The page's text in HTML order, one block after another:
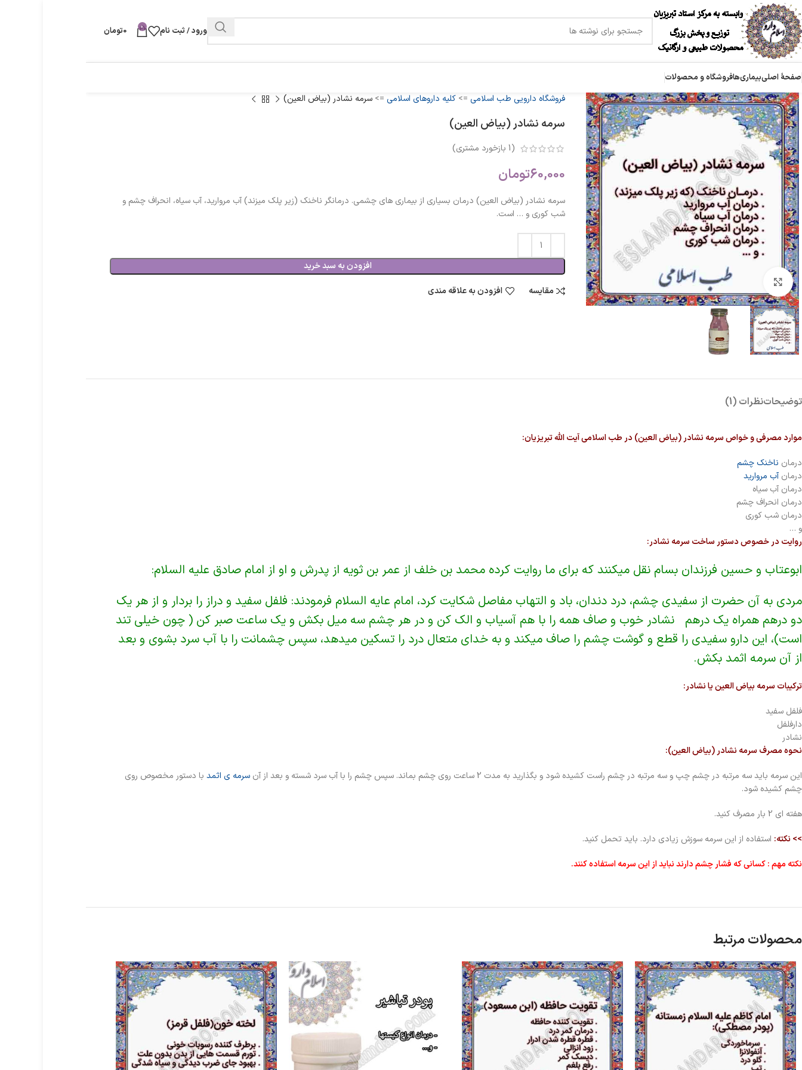
ورود / ثبت نام 0
0تومان
صفحۀ اصلیبیماری‌هافروشگاه و محصولات
بزرگنمایی تصویر
فروشگاه دارویی طب اسلامی => کلیه داروهای اسلامی => سرمه نشادر (بیاض العین)
سرمه نشادر (بیاض العین)
(
1بازخورد مشتری)
60,000تومان
سرمه نشادر (بیاض العین) درمان بسیاری از بیماری های چشمی. درمانگر ناخنک (زیر پلک میزند) آب مروارید، آب سیاه، انحراف چشم و
شب کوری و … است.
افزودن به سبد خرید
مقایسه
افزودن به علاقه مندی
توضیحاتنظرات (1)
موارد مصرفی و خواص سرمه نشادر (بیاض العین) در طب اسلامی آیت الله تبریزیان:
درمان ناخنک چشم
درمانآب مروارید
درمان آب سیاه
درمان انحراف چشم
درمان شب کوری
و …
روایت در خصوص دستور ساخت سرمه نشادر:
ابوعتاب و حسین فرزندان بسام نقل میکنند که برای ما روایت کرده محمد بن خلف از عمر بن ثویه از پدرش و او از امام صادق علیه السلام:
مردی به آن حضرت از سفیدی چشم، درد دندان، باد و التهاب مفاصل شکایت کرد، امام عایه السلام فرمودند: فلفل سفید و دراز را بردار و از هر یک
دو درهم همراه یک درهم نشادر خوب و صاف همه را با هم آسیاب و الک کن و در هر چشم سه میل بکش و یک ساعت صبر کن ( چون خیلی تند
است)، این دارو سفیدی را قطع و گوشت چشم را صاف میکند و به خدای متعال درد را تسکین میدهد، سپس چشمانت را با آب سرد بشوی و بعد
از آن سرمه اثمد بکش.
ترکیبات سرمه بیاض العین یا نشادر:
فلفل سفید
دارفلفل
نشادر
نحوه مصرف سرمه نشادر (بیاض العین):
این سرمه باید سه مرتبه در چشم چپ و سه مرتبه در چشم راست کشیده شود و بگذارید به مدت 2 ساعت روی چشم بماند. سپس چشم را با آب سرد شسته و بعد از آن
سرمه ی اثمد با دستور مخصوص روی
چشم کشیده شود.
هفته ای 2 بار مصرف کنید.
>> نکته: استفاده از این سرمه سوزش زیادی دارد. باید تحمل کنید.
نکته مهم : کسانی که فشار چشم دارند نباید از این سرمه استفاده کنند.
محصولات مرتبط